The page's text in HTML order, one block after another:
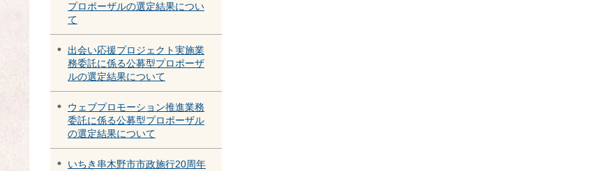
プロポーザルの選定結果につい
て
出会い応援プロジェクト実施業
務委託に係る公募型プロポーザ
ルの選定結果について
ウェブプロモーション推進業務
委託に係る公募型プロポーザル
の選定結果について
いちき串木野市市政施行20周年